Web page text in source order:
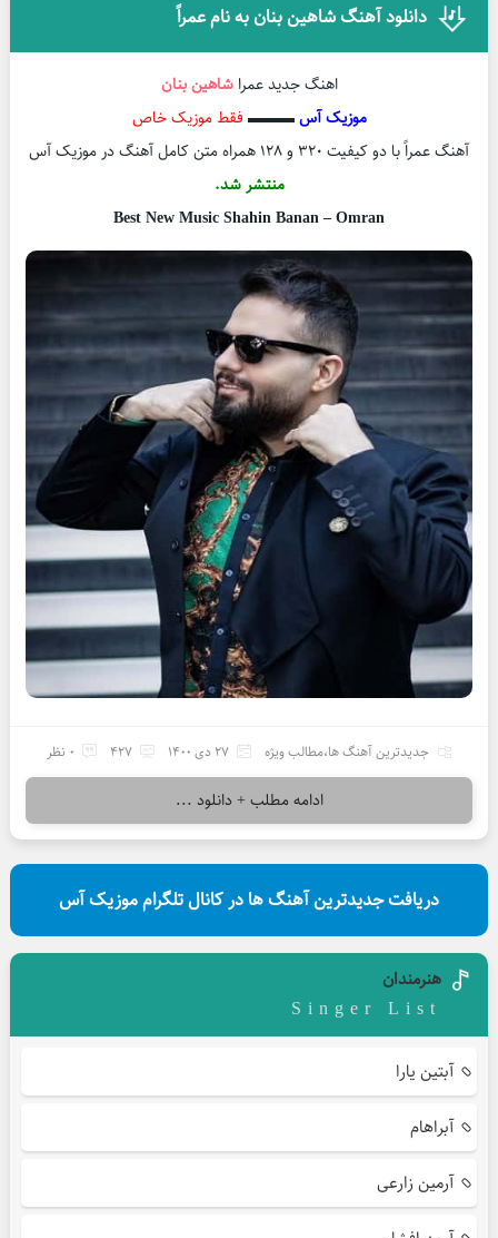
دانلود آهنگ شاهین بنان به نام عمراً
اهنگ جدید عمراشاهین بنان
موزیک آس▬▬▬ فقط موزیک خاص
آهنگ عمراً با دو کیفیت ۳۲۰ و ۱۲۸ همراه متن کامل آهنگ در موزیک آس
منتشر شد.
Best New Music Shahin Banan – Omran
جدیدترین آهنگ ها،مطالب ویژه 27 دی 1400 427 0 نظر
ادامه مطلب + دانلود ...
دریافت جدیدترین آهنگ ها در کانال تلگرام موزیک آس
هنرمندان
Singer List
آبتین یارا
آبراهام
آرمین زارعی